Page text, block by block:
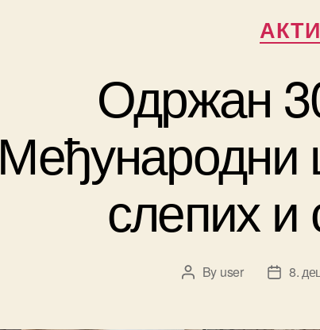
Одржан
Међународни
слепих и
Post
By user
Post
8.